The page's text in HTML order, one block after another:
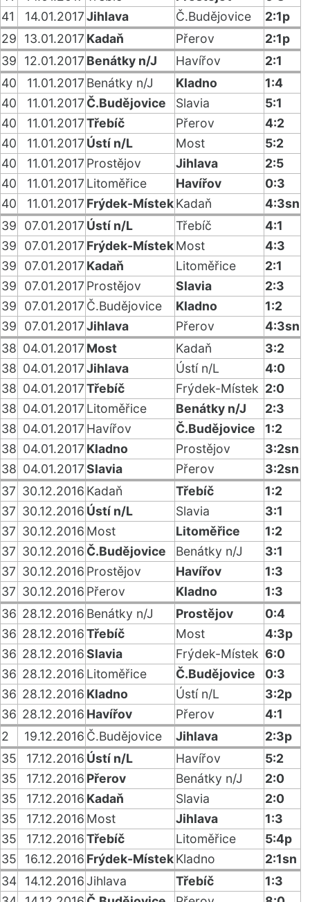
41
14.01.2017Jihlava Č.Budějovice
2:1p
29
13.01.2017 Kadaň Přerov
2:1p
39
12.01.2017 Benátky n/J Havířov
2:1
40
11.01.2017 Benátky n/J Kladno
1:4
40
11.01.2017 Č.Budějovice Slavia
5:1
40
11.01.2017Třebíč Přerov
4:2
40
11.01.2017 Ústí n/L Most
5:2
40
11.01.2017 Prostějov Jihlava
2:5
40
11.01.2017 Litoměřice Havířov
0:3
40
11.01.2017 Frýdek-MístekKadaň
4:3sn
39
07.01.2017 Ústí n/L Třebíč
4:1
39
07.01.2017 Frýdek-MístekMost
4:3
39
07.01.2017 Kadaň Litoměřice
2:1
39
07.01.2017 Prostějov Slavia
2:3
39
07.01.2017 Č.Budějovice Kladno
1:2
39
07.01.2017Jihlava Přerov
4:3sn
38 04.01.2017 Most Kadaň
3:2
38 04.01.2017Jihlava Ústí n/L
4:0
38 04.01.2017Třebíč Frýdek-Místek 2:0
38 04.01.2017 Litoměřice Benátky n/J
2:3
38 04.01.2017 Havířov Č.Budějovice
1:2
38 04.01.2017 Kladno Prostějov
3:2sn
38 04.01.2017Slavia Přerov
3:2sn
37 30.12.2016 Kadaň Třebíč
1:2
37 30.12.2016 Ústí n/L Slavia
3:1
37 30.12.2016 Most Litoměřice
1:2
37 30.12.2016 Č.Budějovice Benátky n/J
3:1
37 30.12.2016 Prostějov Havířov
1:3
37 30.12.2016 Přerov Kladno
1:3
36 28.12.2016 Benátky n/J Prostějov
0:4
36 28.12.2016Třebíč Most
4:3p
36 28.12.2016Slavia Frýdek-Místek 6:0
36 28.12.2016 Litoměřice Č.Budějovice
0:3
36 28.12.2016 Kladno Ústí n/L
3:2p
36 28.12.2016 Havířov Přerov
4:1
2
19.12.2016 Č.Budějovice Jihlava
2:3p
35
17.12.2016 Ústí n/L Havířov
5:2
35
17.12.2016 Přerov Benátky n/J
2:0
35
17.12.2016 Kadaň Slavia
2:0
35
17.12.2016 Most Jihlava
1:3
35
17.12.2016Třebíč Litoměřice
5:4p
35
16.12.2016 Frýdek-MístekKladno
2:1sn
34
14.12.2016Jihlava Třebíč
1:3